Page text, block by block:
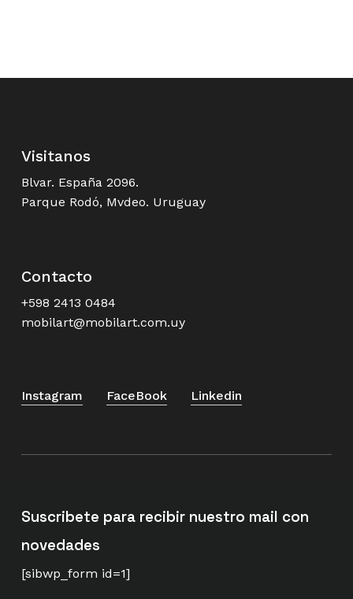
Visitanos
Blvar. España 2096.
Parque Rodó, Mvdeo. Uruguay
Contacto
+598 2413 0484
mobilart@mobilart.com.uy
Instagram FaceBook Linkedin
Suscribete para recibir nuestro mail con
novedades
[sibwp_form id=1]